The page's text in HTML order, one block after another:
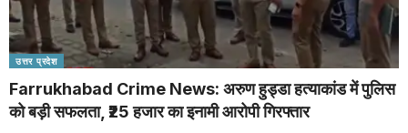
उत्तर प्रदेश
Farrukhabad Crime News: अरुण हुड्डा हत्याकांड में पुलिस
को बड़ी सफलता, ₹25 हजार का इनामी आरोपी गिरफ्तार